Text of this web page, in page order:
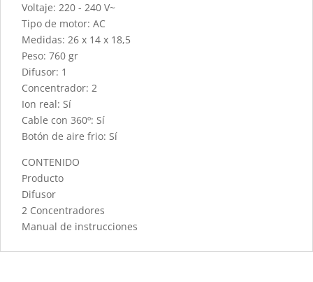
Voltaje: 220 - 240 V~
Tipo de motor: AC
Medidas: 26 x 14 x 18,5
Peso: 760 gr
Difusor: 1
Concentrador: 2
Ion real: Sí
Cable con 360º: Sí
Botón de aire frio: Sí
CONTENIDO
Producto
Difusor
2 Concentradores
Manual de instrucciones